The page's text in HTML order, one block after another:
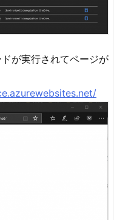
が実行されてページが